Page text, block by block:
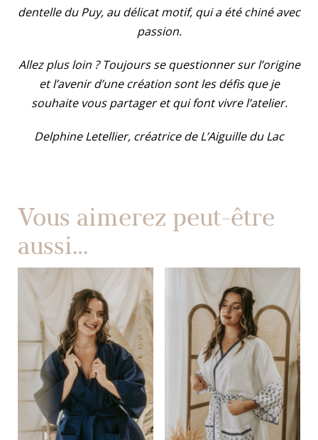
dentelle du Puy, au délicat motif, qui a été chiné avec
passion.
Allez plus loin ? Toujours se questionner sur l’origine
et l’avenir d’une création sont les défis que je
souhaite vous partager et qui font vivre l’atelier.
Delphine Letellier, créatrice de L’Aiguille du Lac
Vous aimerez peut-être
aussi…